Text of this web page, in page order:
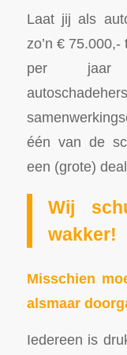
Laat jij als
zo’n €
per jaar
één van de
een (grote)
Wij
wakker!
Misschien
alsmaar
Iedereen is